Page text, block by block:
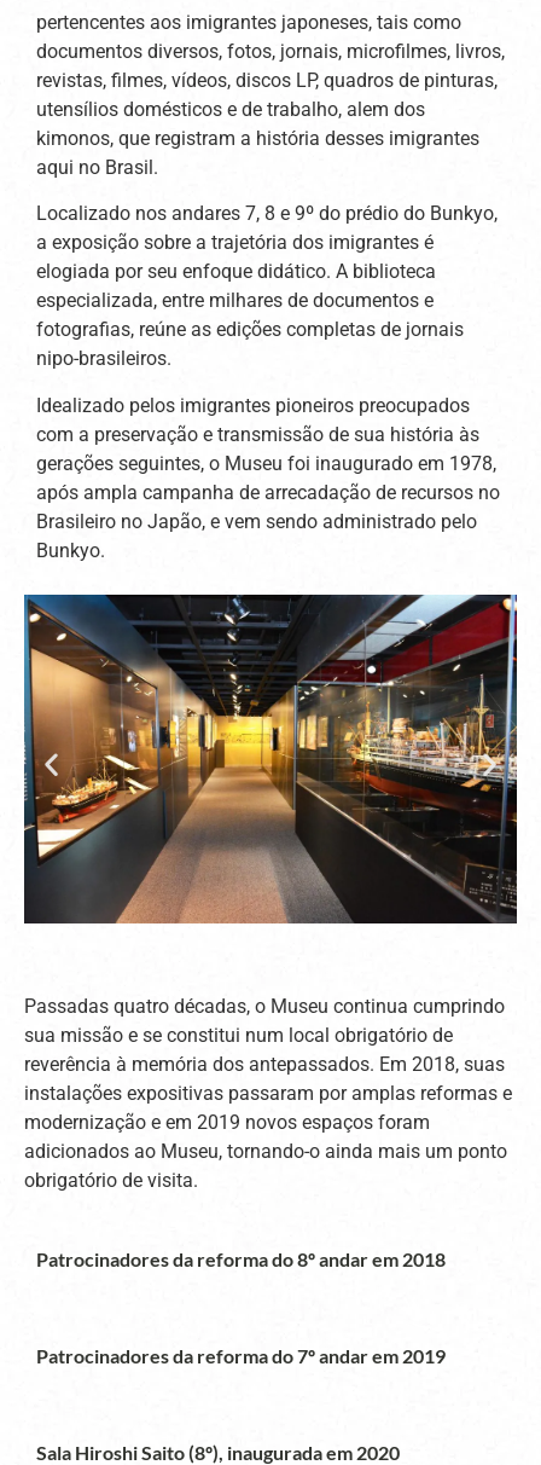
pertencentes aos imigrantes japoneses, tais como
documentos diversos, fotos, jornais, microfilmes, livros,
revistas, filmes, vídeos, discos LP, quadros de pinturas,
utensílios domésticos e de trabalho, alem dos
kimonos, que registram a história desses imigrantes
aqui no Brasil.
Localizado nos andares 7, 8 e 9º do prédio do Bunkyo,
a exposição sobre a trajetória dos imigrantes é
elogiada por seu enfoque didático. A biblioteca
especializada, entre milhares de documentos e
fotografias, reúne as edições completas de jornais
nipo-brasileiros.
Idealizado pelos imigrantes pioneiros preocupados
com a preservação e transmissão de sua história às
gerações seguintes, o Museu foi inaugurado em 1978,
após ampla campanha de arrecadação de recursos no
Brasileiro no Japão, e vem sendo administrado pelo
Bunkyo.
Passadas quatro décadas, o Museu continua cumprindo
sua missão e se constitui num local obrigatório de
reverência à memória dos antepassados. Em 2018, suas
instalações expositivas passaram por amplas reformas e
modernização e em 2019 novos espaços foram
adicionados ao Museu, tornando-o ainda mais um ponto
obrigatório de visita.
Patrocinadores da reforma do 8º andar em 2018
Patrocinadores da reforma do 7º andar em 2019
Sala Hiroshi Saito (8º), inaugurada em 2020